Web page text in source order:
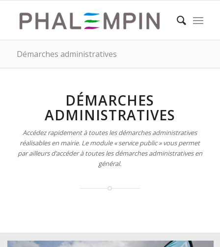
Démarches administratives
DÉMARCHES
ADMINISTRATIVES
Accédez rapidement à toutes les démarches administratives
réalisables en mairie. Le module « service public » vous permet
par ailleurs d’accéder à toutes les démarches administratives en
général.